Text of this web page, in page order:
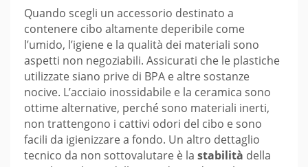
Quando scegli un accessorio destinato a
contenere cibo altamente deperibile come
l’umido, l’igiene e la qualità dei materiali sono
aspetti non negoziabili. Assicurati che le plastiche
utilizzate siano prive di BPA e altre sostanze
nocive. L’acciaio inossidabile e la ceramica sono
ottime alternative, perché sono materiali inerti,
non trattengono i cattivi odori del cibo e sono
facili da igienizzare a fondo. Un altro dettaglio
tecnico da non sottovalutare è la stabilità della